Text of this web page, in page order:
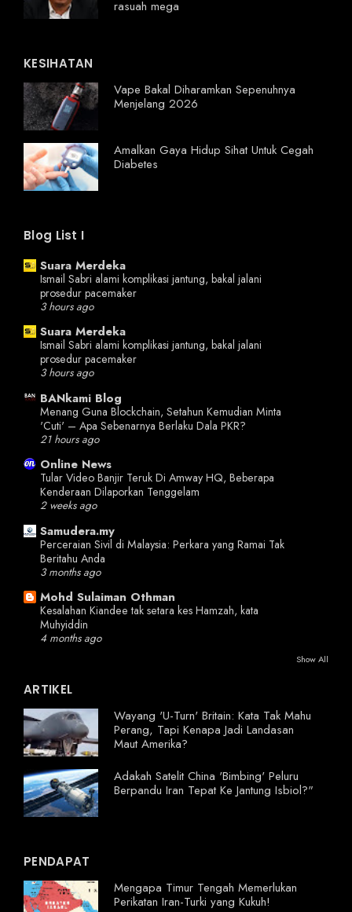
rasuah mega
KESIHATAN
Vape Bakal Diharamkan Sepenuhnya
Menjelang 2026
Amalkan Gaya Hidup Sihat Untuk Cegah
Diabetes
Blog List I
Suara Merdeka
Ismail Sabri alami komplikasi jantung, bakal jalani
prosedur pacemaker
3 hours ago
Suara Merdeka
Ismail Sabri alami komplikasi jantung, bakal jalani
prosedur pacemaker
3 hours ago
BANkami Blog
Menang Guna Blockchain, Setahun Kemudian Minta
'Cuti' – Apa Sebenarnya Berlaku Dala PKR?
21 hours ago
Online News
Tular Video Banjir Teruk Di Amway HQ, Beberapa
Kenderaan Dilaporkan Tenggelam
2 weeks ago
Samudera.my
Perceraian Sivil di Malaysia: Perkara yang Ramai Tak
Beritahu Anda
3 months ago
Mohd Sulaiman Othman
Kesalahan Kiandee tak setara kes Hamzah, kata
Muhyiddin
4 months ago
Show All
ARTIKEL
Wayang 'U-Turn' Britain: Kata Tak Mahu
Perang, Tapi Kenapa Jadi Landasan
Maut Amerika?
Adakah Satelit China 'Bimbing' Peluru
Berpandu Iran Tepat Ke Jantung Isbiol?"
PENDAPAT
Mengapa Timur Tengah Memerlukan
Perikatan Iran-Turki yang Kukuh!